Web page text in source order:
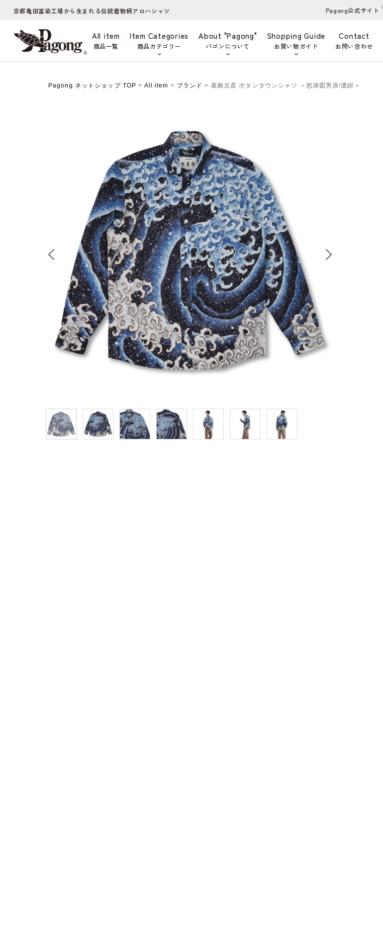
京都亀田富染工場から生まれる伝統着物柄アロハシャツ Pagong公式サイト
All item
商品一覧
Item Categories
商品カテゴリー
About "Pagong"
パゴンについて
Shopping Guide
お買い物ガイド
Contact
お問い合わせ
Pagong ネットショップ TOP > All item > ブランド > 葛飾北斎 ボタンダウンシャツ ＜怒涛図男浪/濃紺＞